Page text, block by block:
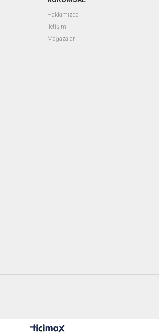
Hakkımızda
İletişim
Mağazalar